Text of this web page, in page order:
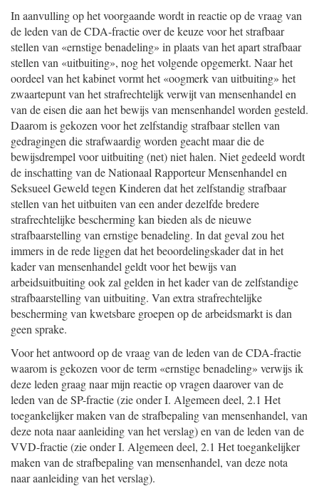
In aanvulling op het voorgaande wordt in reactie op de vraag van
de leden van de CDA-fractie over de keuze voor het strafbaar
stellen van «ernstige benadeling» in plaats van het apart strafbaar
stellen van «uitbuiting», nog het volgende opgemerkt. Naar het
oordeel van het kabinet vormt het «oogmerk van uitbuiting» het
zwaartepunt van het strafrechtelijk verwijt van mensenhandel en
van de eisen die aan het bewijs van mensenhandel worden gesteld.
Daarom is gekozen voor het zelfstandig strafbaar stellen van
gedragingen die strafwaardig worden geacht maar die de
bewijsdrempel voor uitbuiting (net) niet halen. Niet gedeeld wordt
de inschatting van de Nationaal Rapporteur Mensenhandel en
Seksueel Geweld tegen Kinderen dat het zelfstandig strafbaar
stellen van het uitbuiten van een ander dezelfde bredere
strafrechtelijke bescherming kan bieden als de nieuwe
strafbaarstelling van ernstige benadeling. In dat geval zou het
immers in de rede liggen dat het beoordelingskader dat in het
kader van mensenhandel geldt voor het bewijs van
arbeidsuitbuiting ook zal gelden in het kader van de zelfstandige
strafbaarstelling van uitbuiting. Van extra strafrechtelijke
bescherming van kwetsbare groepen op de arbeidsmarkt is dan
geen sprake.
Voor het antwoord op de vraag van de leden van de CDA-fractie
waarom is gekozen voor de term «ernstige benadeling» verwijs ik
deze leden graag naar mijn reactie op vragen daarover van de
leden van de SP-fractie (zie onder I. Algemeen deel, 2.1 Het
toegankelijker maken van de strafbepaling van mensenhandel, van
deze nota naar aanleiding van het verslag) en van de leden van de
VVD-fractie (zie onder I. Algemeen deel, 2.1 Het toegankelijker
maken van de strafbepaling van mensenhandel, van deze nota
naar aanleiding van het verslag).